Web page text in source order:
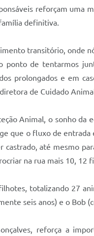
reforçam uma
definitiva.
transitório, onde
ponto de tentarmos
prolongados e em
de Cuidado
Animal, o sonho
que o fluxo de
até mesmo
na rua mais 10, 12
totalizando 27
seis anos) e o Bob
reforça a